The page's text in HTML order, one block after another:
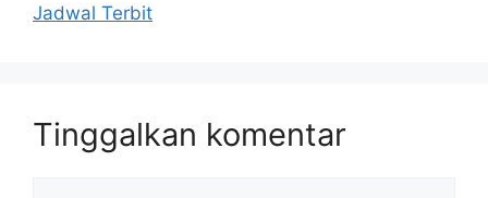
Jadwal Terbit
Tinggalkan komentar